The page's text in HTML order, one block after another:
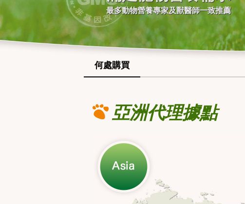
最多動物營養專家及獸醫師一致推薦
何處購買
亞洲代理據點